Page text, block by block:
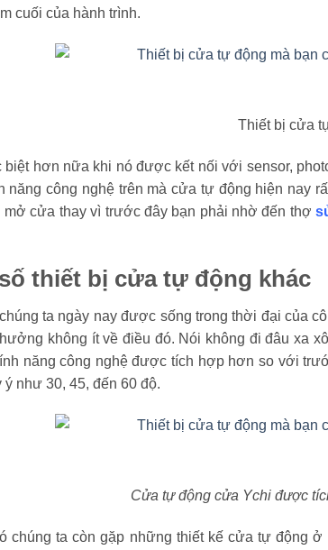
cuối của hành trình.
Thiết bị cửa
biệt hơn nữa khi nó được kết nối với sensor,
năng công nghệ trên mà cửa tự động hiện nay
mở cửa thay vì trước đây bạn phải nhờ đến thợ
thiết bị cửa tự động khác
ta ngày nay được sống trong thời đại của
không ít về điều đó. Nói không đi đâu xa
năng công nghệ được tích hợp hơn so với
ý như 30, 45, đến 60 độ.
Cửa tự động cửa Ychi được
chúng ta còn gặp những thiết kế cửa tự động